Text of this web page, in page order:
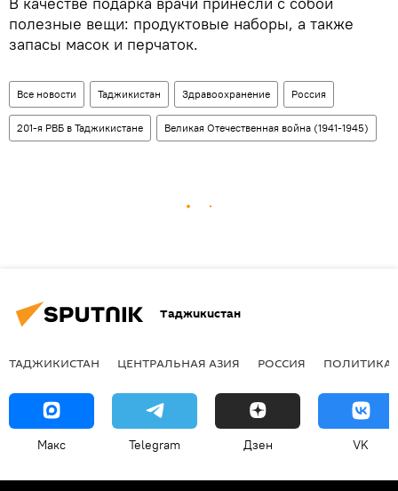
полезные вещи: продуктовые наборы, а также
запасы масок и перчаток.
Все новости Таджикистан Здравоохранение Россия
201-я РВБ в Таджикистане Великая Отечественная война (1941-1945)
Таджикистан
ТАДЖИКИСТАН ЦЕНТРАЛЬНАЯ АЗИЯ РОССИЯ ПОЛИТИКА
Макс Telegram Дзен VK